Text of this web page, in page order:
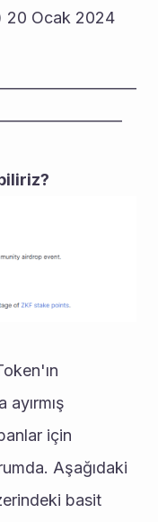
20 Ocak 2024
için
Aşağıdaki
basit